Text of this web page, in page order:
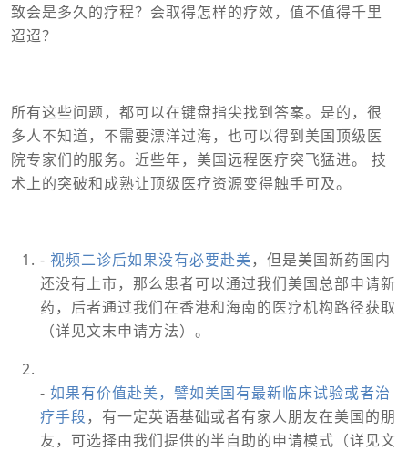
致会是多久的疗程？会取得怎样的疗效，值不值得千里
迢迢？
所有这些问题，都可以在键盘指尖找到答案。是的，很
多人不知道，不需要漂洋过海，也可以得到美国顶级医
院专家们的服务。近些年，美国远程医疗突飞猛进。 技
术上的突破和成熟让顶级医疗资源变得触手可及。
- 视频二诊后如果没有必要赴美，但是美国新药国内
还没有上市，那么患者可以通过我们美国总部申请新
药，后者通过我们在香港和海南的医疗机构路径获取
（详见文末申请方法）。
- 如果有价值赴美，譬如美国有最新临床试验或者治
疗手段，有一定英语基础或者有家人朋友在美国的朋
友，可选择由我们提供的半自助的申请模式（详见文